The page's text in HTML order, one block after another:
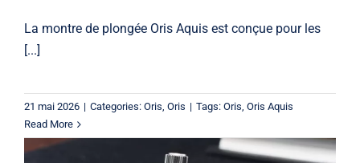
La montre de plongée Oris Aquis est conçue pour les
[...]
21 mai 2026 | Categories: Oris, Oris | Tags: Oris, Oris Aquis
Read More